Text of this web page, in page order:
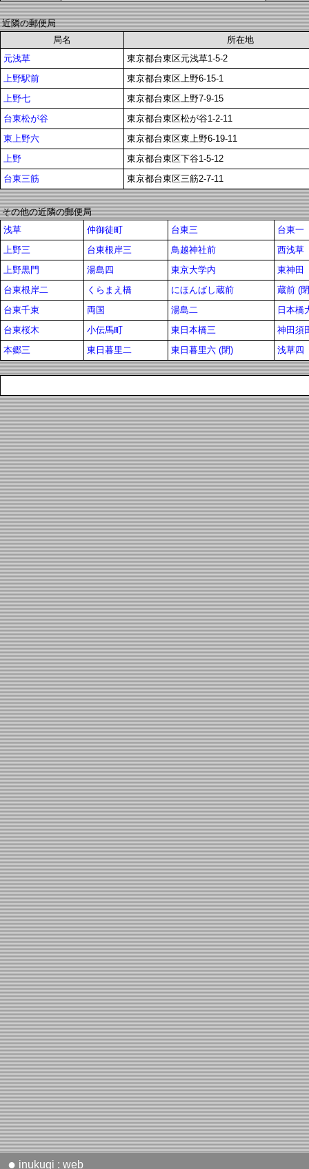
近隣の郵便局
局名
所在地
元浅草
東京都台東区元浅草1-5-2
上野駅前
東京都台東区上野6-15-1
上野七
東京都台東区上野7-9-15
台東松が谷
東京都台東区松が谷1-2-11
東上野六
東京都台東区東上野6-19-11
上野
東京都台東区下谷1-5-12
台東三筋
東京都台東区三筋2-7-11
その他の近隣の郵便局
浅草
仲御徒町 台東三
台東一
上野三
台東根岸三 鳥越神社前
西浅草
上野黒門
湯島四 東京大学内
東神田
台東根岸二
くらまえ橋 にほんばし蔵前
蔵前 (
台東千束
両国 湯島二
日本橋
台東桜木
小伝馬町 東日本橋三
神田須
本郷三
東日暮里二 東日暮里六 (閉) 浅草四
● inukugi : web